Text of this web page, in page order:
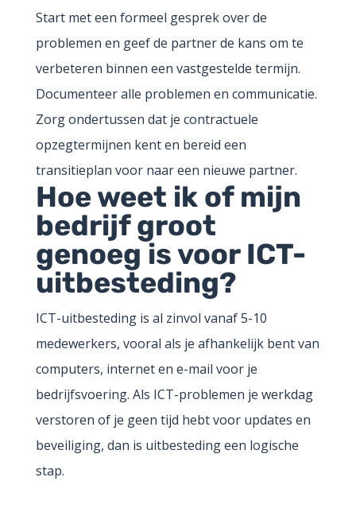
Start met een formeel gesprek over de
problemen en geef de partner de kans om te
verbeteren binnen een vastgestelde termijn.
Documenteer alle problemen en communicatie.
Zorg ondertussen dat je contractuele
opzegtermijnen kent en bereid een
transitieplan voor naar een nieuwe partner.
Hoe weet ik of mijn
bedrijf groot
genoeg is voor ICT-
uitbesteding?
ICT-uitbesteding is al zinvol vanaf 5-10
medewerkers, vooral als je afhankelijk bent van
computers, internet en e-mail voor je
bedrijfsvoering. Als ICT-problemen je werkdag
verstoren of je geen tijd hebt voor updates en
beveiliging, dan is uitbesteding een logische
stap.